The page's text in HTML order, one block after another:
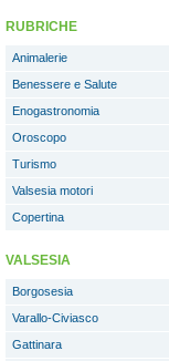
RUBRICHE
Animalerie
Benessere e Salute
Enogastronomia
Oroscopo
Turismo
Valsesia motori
Copertina
VALSESIA
Borgosesia
Varallo-Civiasco
Gattinara